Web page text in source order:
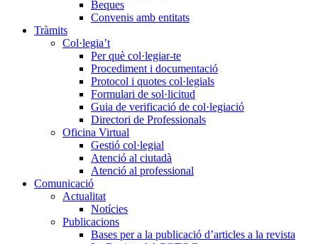
Beques
Convenis amb entitats
Tràmits
Col·legia’t
Per què col·legiar-te
Procediment i documentació
Protocol i quotes col·legials
Formulari de sol·licitud
Guia de verificació de col·legiació
Directori de Professionals
Oficina Virtual
Gestió col·legial
Atenció al ciutadà
Atenció al professional
Comunicació
Actualitat
Notícies
Publicacions
Bases per a la publicació d’articles a la revista